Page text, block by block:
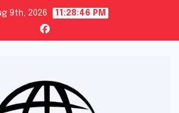
9th, 2026 11:28:48 PM